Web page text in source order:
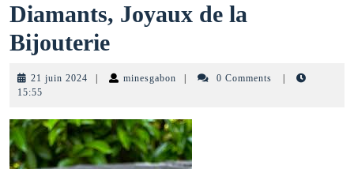
Diamants, Joyaux de la
BijouterieÉclat
et
:
Les
21 juin 2024 21
minesgabon minesgabon0 Comments
15:55